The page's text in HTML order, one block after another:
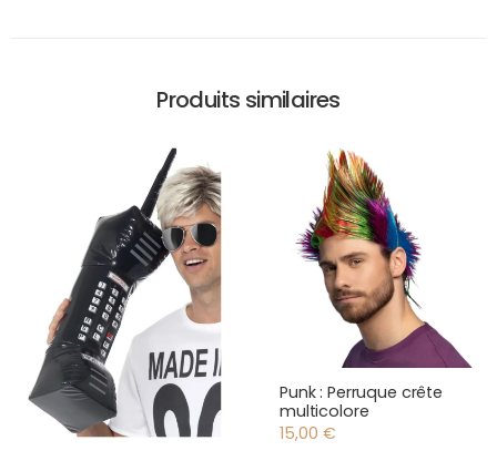
Produits similaires
Punk : Perruque crête
multicolore
15,00 €